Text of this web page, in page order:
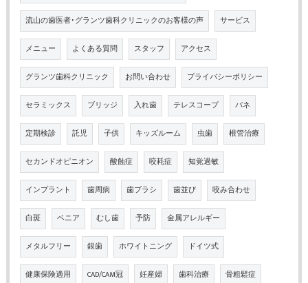
流山の歯医者･グランツ歯科クリニックのお客様の声 サービス
メニュー よくある質問 スタッフ アクセス
グランツ歯科クリニック お問い合わせ プライバシーポリシー
セラミックス ブリッジ 入れ歯 テレスコープ バネ
定期検診 託児 子供 キッズルーム 虫歯 根管治療
セカンドオピニオン 酸蝕症 咬耗症 知覚過敏
インプラント 歯周病 歯ブラシ 歯並び 咬み合わせ
白斑 ベニア むし歯 予防 金属アレルギー
メタルフリー 銀歯 ホワイトニング ドイツ式
健康保険適用 CAD/CAM冠 妊産婦 歯科治療 骨粗鬆症